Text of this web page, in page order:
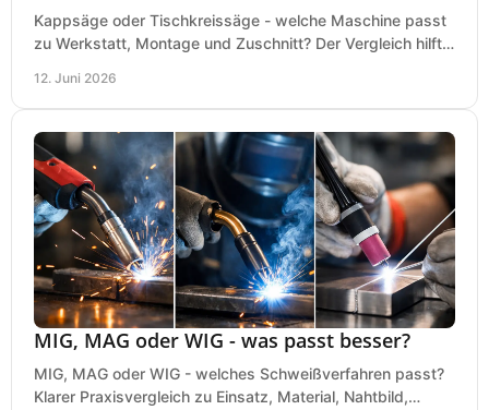
Kappsäge oder Tischkreissäge - welche Maschine passt
zu Werkstatt, Montage und Zuschnitt? Der Vergleich hilft
12. Juni 2026
MIG, MAG oder WIG - was passt besser?
MIG, MAG oder WIG - welches Schweißverfahren passt?
Klarer Praxisvergleich zu Einsatz, Material, Nahtbild,